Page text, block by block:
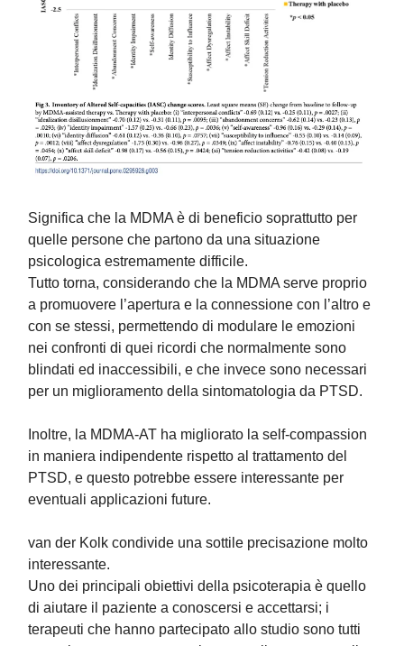
Significa che la MDMA è di beneficio soprattutto per
quelle persone che partono da una situazione
psicologica estremamente difficile.
Tutto torna, considerando che la MDMA serve proprio
a promuovere l’apertura e la connessione con l’altro e
con se stessi, permettendo di modulare le emozioni
nei confronti di quei ricordi che normalmente sono
blindati ed inaccessibili, e che invece sono necessari
per un miglioramento della sintomatologia da PTSD.
Inoltre, la MDMA-AT ha migliorato la self-compassion
in maniera indipendente rispetto al trattamento del
PTSD, e questo potrebbe essere interessante per
eventuali applicazioni future.
van der Kolk condivide una sottile precisazione molto
interessante.
Uno dei principali obiettivi della psicoterapia è quello
di aiutare il paziente a conoscersi e accettarsi; i
terapeuti che hanno partecipato allo studio sono tutti